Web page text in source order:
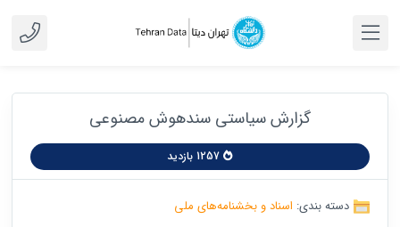
گزارش سیاستی سندهوش مصنوعی
دسته بندی: اسناد و بخشنامه‌های ملی